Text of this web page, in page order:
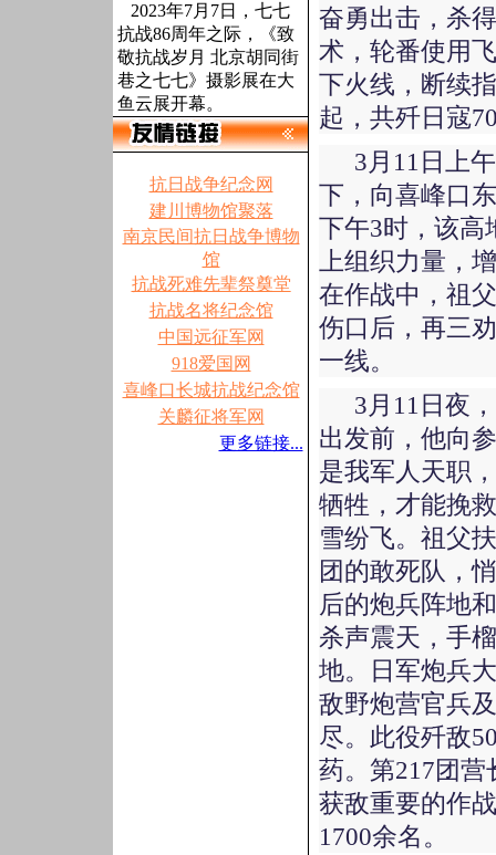
2023年7月7日，七七
抗战86周年之际，《致
敬抗战岁月 北京胡同街
巷之七七》摄影展在大
鱼云展开幕。
抗日战争纪念网
建川博物馆聚落
南京民间抗日战争博物
馆
抗战死难先辈祭奠堂
抗战名将纪念馆
中国远征军网
918爱国网
喜峰口长城抗战纪念馆
关麟征将军网
更多链接...
奋勇出击，杀
术，轮番使用
下火线，断续
起，共歼日寇
3月11日上
下，向喜峰口
下午3时，该高
上组织力量，
在作战中，祖
伤口后，再三
一线。
3月11日夜
出发前，他向
是我军人天职
牺牲，才能挽
雪纷飞。祖父
团的敢死队，
后的炮兵阵地
杀声震天，手
地。日军炮兵
敌野炮营官兵
尽。此役歼敌
药。第217团
获敌重要的作
1700余名。